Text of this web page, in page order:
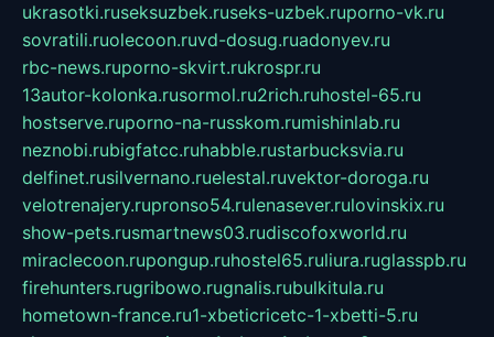
ukrasotki.ruseksuzbek.ruseks-uzbek.ruporno-vk.ru
sovratili.ruolecoon.ruvd-dosug.ruadonyev.ru
rbc-news.ruporno-skvirt.rukrospr.ru
13autor-kolonka.rusormol.ru2rich.ruhostel-65.ru
hostserve.ruporno-na-russkom.rumishinlab.ru
neznobi.rubigfatcc.ruhabble.rustarbucksvia.ru
delfinet.rusilvernano.ruelestal.ruvektor-doroga.ru
velotrenajery.rupronso54.rulenasever.rulovinskix.ru
show-pets.rusmartnews03.rudiscofoxworld.ru
miraclecoon.rupongup.ruhostel65.ruliura.ruglasspb.ru
firehunters.rugribowo.rugnalis.rubulkitula.ru
hometown-france.ru1-xbeticricetc-1-xbetti-5.ru